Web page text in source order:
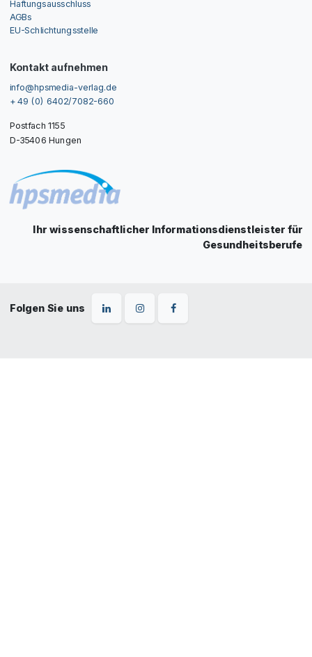
Haftungsausschluss
AGBs
EU-Schlichtungsstelle
Kontakt aufnehmen
info@hpsmedia-verlag.de
+ 49 (0) 6402/7082-660
Postfach 1155
D-35406 Hungen
Ihr wissenschaftlicher Informationsdienstleister für
Gesundheitsberufe
Folgen Sie uns